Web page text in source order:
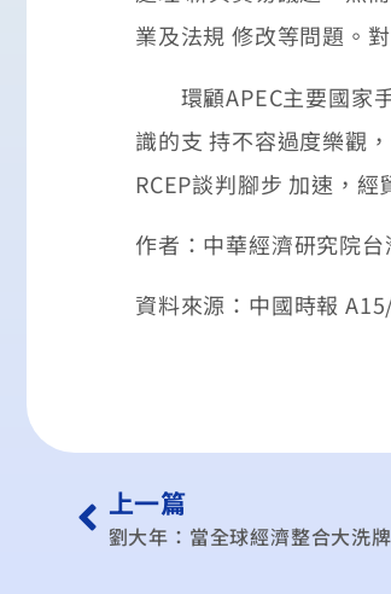
業及法規 修改等問題。
環顧APEC主要國家手
識的支 持不容過度樂觀
RCEP談判腳步 加速，
作者：中華經濟研究院
資料來源：中國時報
上一篇
劉大年：當全球經濟整合大洗